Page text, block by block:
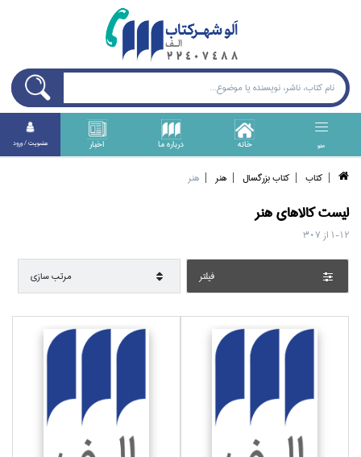
منو خانه درباره ما اخبار عضويت / ورود
كتاب كتاب بزرگسال هنر هنر
ليست کالا‌هايهنر
1-12 از307
فيلتر مرتب سازي